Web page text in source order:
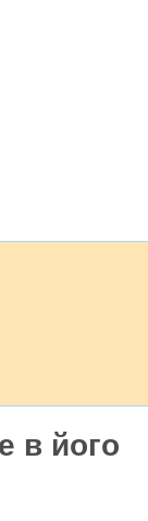
в його